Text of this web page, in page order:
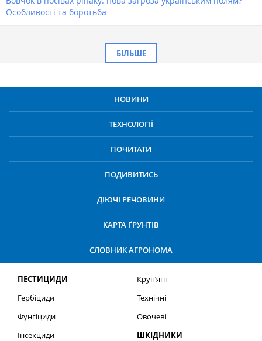
Особливості та боротьба
БІЛЬШЕ
НОВИНИ
ТЕХНОЛОГІЇ
ПОЧИТАТИ
ПОДИВИТИСЬ
ДІЮЧІ РЕЧОВИНИ
КАРТА ҐРУНТІВ
СЛОВНИК АГРОНОМА
ПЕСТИЦИДИ
Гербіциди
Фунгіциди
Інсекциди
Круп’яні
Технічні
Овочеві
ШКІДНИКИ